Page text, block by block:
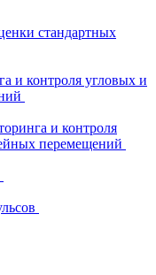
стандартных
и контроля угловых и
и контроля
перемещений